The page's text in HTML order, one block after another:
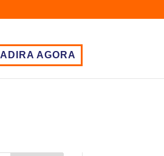
ADIRA AGORA